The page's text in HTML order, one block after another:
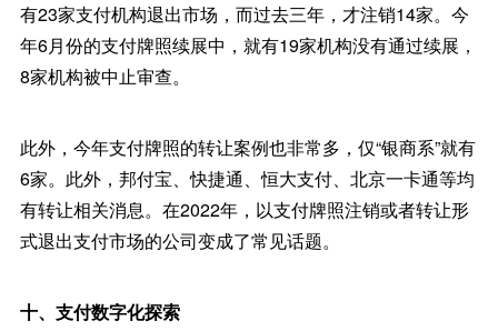
有23家支付机构退出市场，而过去三年，才注销14家。今
年6月份的支付牌照续展中，就有19家机构没有通过续展，
8家机构被中止审查。
此外，今年支付牌照的转让案例也非常多，仅“银商系”就有
6家。此外，邦付宝、快捷通、恒大支付、北京一卡通等均
有转让相关消息。在2022年，以支付牌照注销或者转让形
式退出支付市场的公司变成了常见话题。
十、支付数字化探索